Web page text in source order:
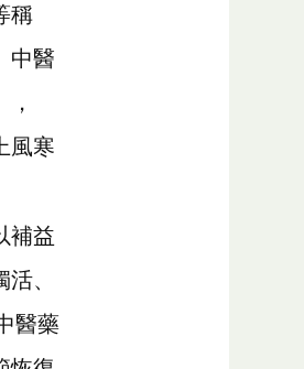
稱
中醫
風寒
補益
、
醫藥